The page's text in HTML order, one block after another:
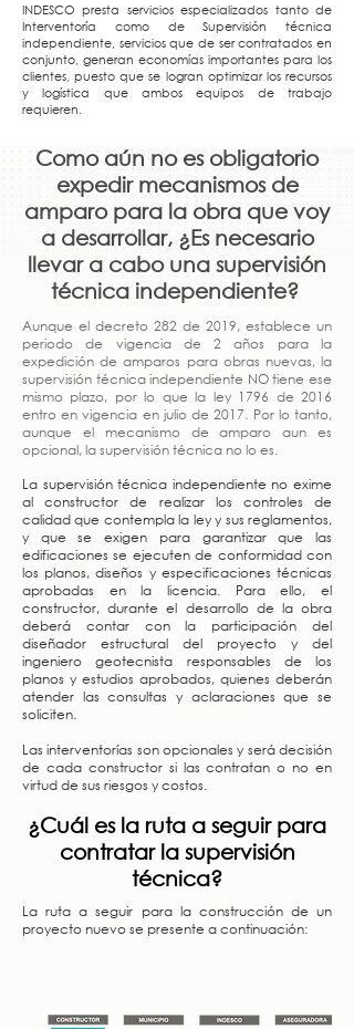
INDESCO presta servicios especializados tanto de
Interventoría como de Supervisión técnica
independiente, servicios que de ser contratados en
conjunto, generan economías importantes para los
clientes, puesto que se logran optimizar los recursos
y logística que ambos equipos de trabajo
requieren.
Como aún no es obligatorio
expedir mecanismos de
amparo para la obra que voy
a desarrollar, ¿Es necesario
llevar a cabo una supervisión
técnica independiente?
Aunque el decreto 282 de 2019, establece un
periodo de vigencia de 2 años para la
expedición de amparos para obras nuevas, la
supervisión técnica independiente NO tiene ese
mismo plazo, por lo que la ley 1796 de 2016
entro en vigencia en julio de 2017. Por lo tanto,
aunque el mecanismo de amparo aun es
opcional, la supervisión técnica no lo es.
La supervisión técnica independiente no exime
al constructor de realizar los controles de
calidad que contempla la ley y sus reglamentos,
y que se exigen para garantizar que las
edificaciones se ejecuten de conformidad con
los planos, diseños y especificaciones técnicas
aprobadas en la licencia. Para ello, el
constructor, durante el desarrollo de la obra
deberá contar con la participación del
diseñador estructural del proyecto y del
ingeniero geotecnista responsables de los
planos y estudios aprobados, quienes deberán
atender las consultas y aclaraciones que se
soliciten.
Las interventorías son opcionales y será decisión
de cada constructor si las contratan o no en
virtud de sus riesgos y costos.
¿Cuál es la ruta a seguir para
contratar la supervisión
técnica?
La ruta a seguir para la construcción de un
proyecto nuevo se presente a continuación: